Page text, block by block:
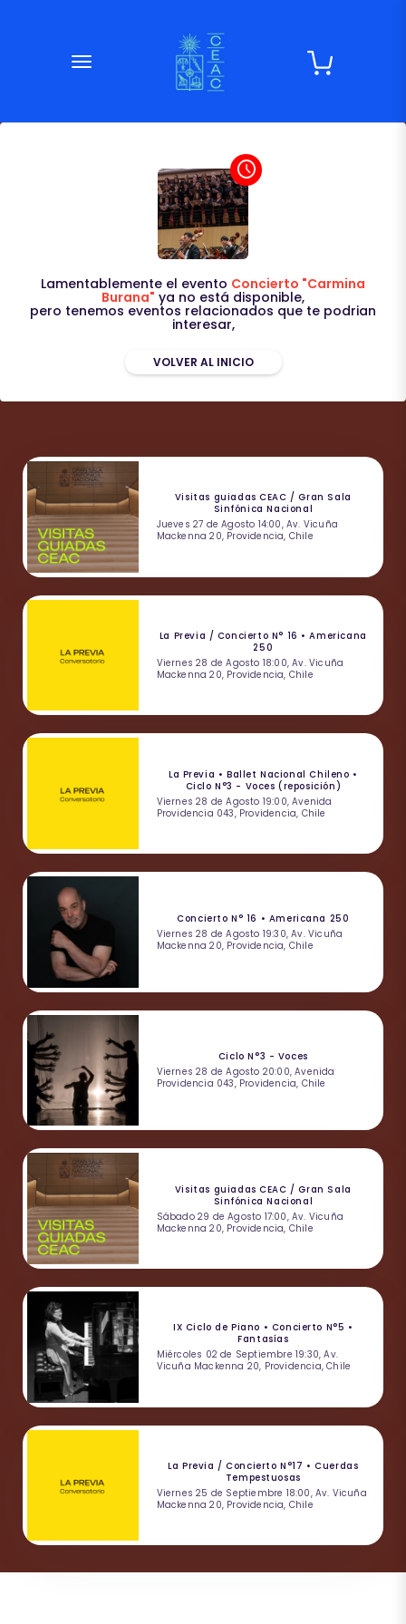
desplegar navegación
access_time
Lamentablemente el evento Concierto "Carmina
Burana" ya no está disponible,
pero tenemos eventos relacionados que te podrian
interesar,
VOLVER AL INICIO
Visitas guiadas CEAC / Gran Sala
Sinfónica Nacional
Jueves 27 de Agosto 14:00, Av. Vicuña
Mackenna 20, Providencia, Chile
La Previa / Concierto N° 16 • Americana
250
Viernes 28 de Agosto 18:00, Av. Vicuña
Mackenna 20, Providencia, Chile
La Previa • Ballet Nacional Chileno •
Ciclo N°3 - Voces (reposición)
Viernes 28 de Agosto 19:00, Avenida
Providencia 043, Providencia, Chile
Concierto N° 16 • Americana 250
Viernes 28 de Agosto 19:30, Av. Vicuña
Mackenna 20, Providencia, Chile
Ciclo N°3 - Voces
Viernes 28 de Agosto 20:00, Avenida
Providencia 043, Providencia, Chile
Visitas guiadas CEAC / Gran Sala
Sinfónica Nacional
Sábado 29 de Agosto 17:00, Av. Vicuña
Mackenna 20, Providencia, Chile
IX Ciclo de Piano • Concierto N°5 •
Fantasías
Miércoles 02 de Septiembre 19:30, Av.
Vicuña Mackenna 20, Providencia, Chile
La Previa / Concierto N°17 • Cuerdas
Tempestuosas
Viernes 25 de Septiembre 18:00, Av. Vicuña
Mackenna 20, Providencia, Chile